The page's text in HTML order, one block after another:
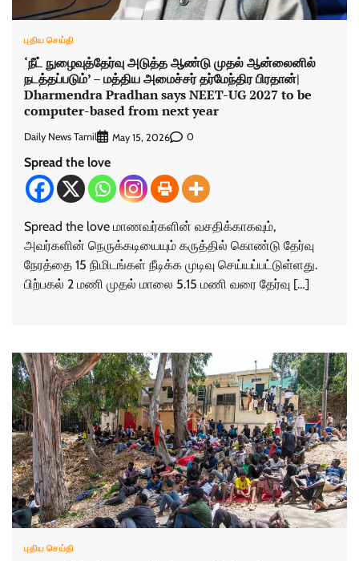
புதிய செய்தி
‘நீட் நுழைவுத்தேர்வு அடுத்த ஆண்டு முதல் ஆன்லைனில்
நடத்தப்படும்’ – மத்திய அமைச்சர் தர்மேந்திர பிரதான்|
Dharmendra Pradhan says NEET-UG 2027 to be
computer-based from next year
Daily News Tamil May 15, 2026 0
Spread the love
Spread the love மாணவர்களின் வசதிக்காகவும்,
அவர்களின் நெருக்கடியையும் கருத்தில் கொண்டு தேர்வு
நேரத்தை 15 நிமிடங்கள் நீடிக்க முடிவு செய்யப்பட்டுள்ளது.
பிற்பகல் 2 மணி முதல் மாலை 5.15 மணி வரை தேர்வு […]
புதிய செய்தி